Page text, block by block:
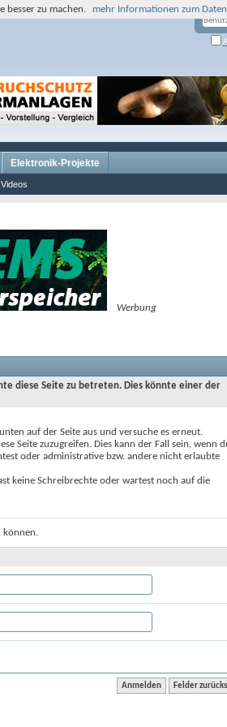
Elektronik-Projekte
Werbung
diese Seite zu betreten. Dies könnte einer der
auf der Seite aus und versuche es erneut.
Seite zuzugreifen. Dies kann der Fall sein, wenn
oder administrative bzw. andere nicht erlaubte
keine Schreibrechte oder wartest noch auf die
können.
besser zu machen. mehr Informationen zum